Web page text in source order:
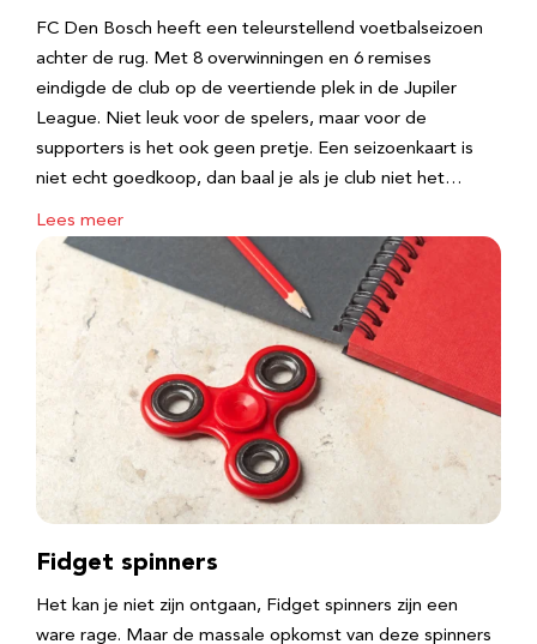
FC Den Bosch heeft een teleurstellend voetbalseizoen
achter de rug. Met 8 overwinningen en 6 remises
eindigde de club op de veertiende plek in de Jupiler
League. Niet leuk voor de spelers, maar voor de
supporters is het ook geen pretje. Een seizoenkaart is
niet echt goedkoop, dan baal je als je club niet het…
Lees meer
Fidget spinners
Het kan je niet zijn ontgaan, Fidget spinners zijn een
ware rage. Maar de massale opkomst van deze spinners